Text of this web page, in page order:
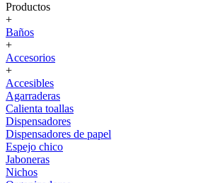
Productos
+
Baños
+
Accesorios
+
Accesibles
Agarraderas
Calienta toallas
Dispensadores
Dispensadores de papel
Espejo chico
Jaboneras
Nichos